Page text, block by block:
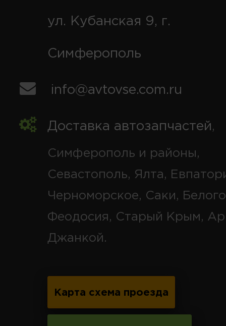
ул. Кубанская 9, г.
Симферополь
info@avtovse.com.ru
Доставка автозапчастей,
Симферополь и районы,
Севастополь, Ялта,
Черноморское, Саки,
Феодосия, Старый Крым,
Джанкой.
Карта схема проезда